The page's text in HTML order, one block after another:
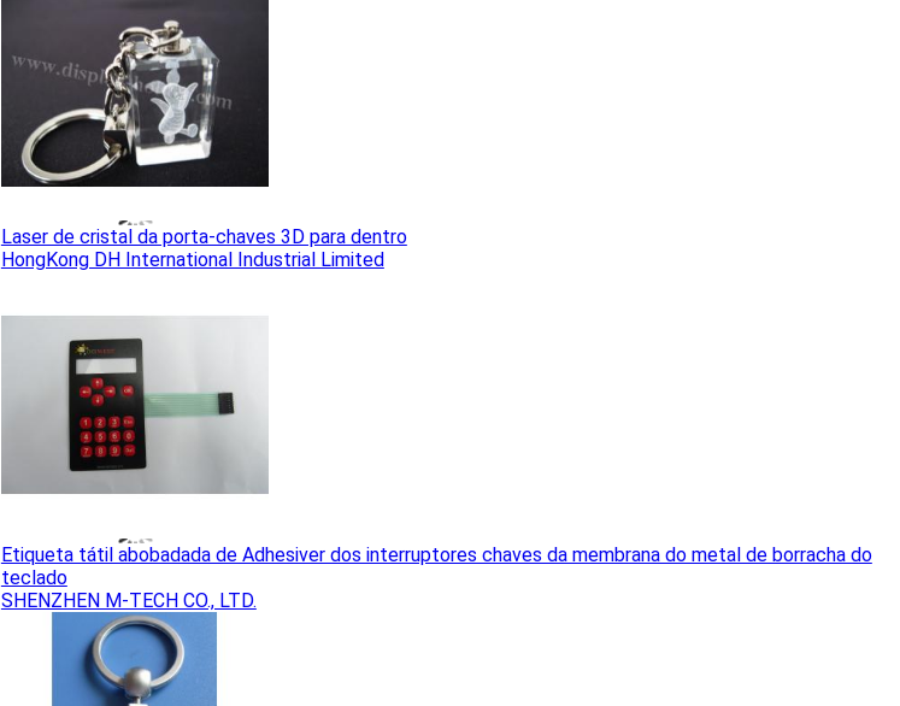
Laser de cristal da porta-chaves 3D para dentro
HongKong DH International Industrial Limited
Etiqueta tátil abobadada de Adhesiver dos interruptores chaves da membrana do metal de borracha do
teclado
SHENZHEN M-TECH CO., LTD.